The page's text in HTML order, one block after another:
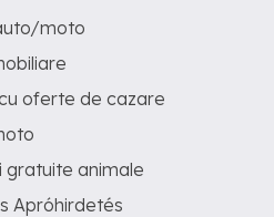
moto
oferte de cazare
gratuite animale
Apróhirdetés